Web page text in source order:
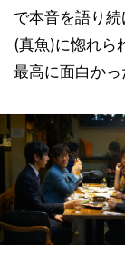
で本音を語り
(真魚)に惚れら
最高に面白かっ